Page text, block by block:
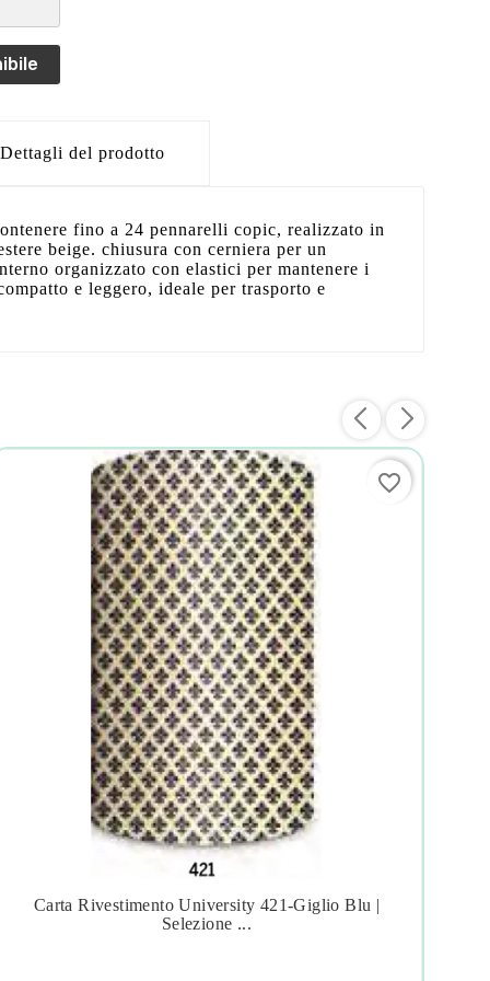
Dettagli del prodotto
fino a 24 pennarelli copic, realizzato in
beige. chiusura con cerniera per un
organizzato con elastici per mantenere i
e leggero, ideale per trasporto e
 
Carta Rivestimento University 421-Giglio Blu |
Selezione ...
favorite_border